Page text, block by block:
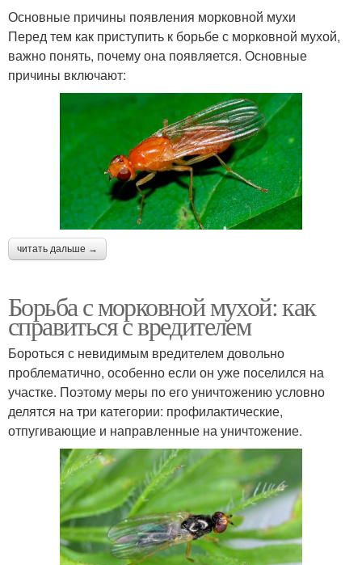
Основные причины появления морковной мухи
Перед тем как приступить к борьбе с морковной мухой,
важно понять, почему она появляется. Основные
причины включают:
читать дальше →
Борьба с морковной мухой: как
справиться с вредителем
Бороться с невидимым вредителем довольно
проблематично, особенно если он уже поселился на
участке. Поэтому меры по его уничтожению условно
делятся на три категории: профилактические,
отпугивающие и направленные на уничтожение.